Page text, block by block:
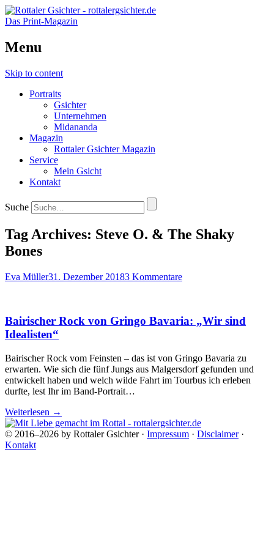
Das Print-Magazin
Menu
Skip to content
Portraits
Gsichter
Unternehmen
Midananda
Magazin
Rottaler Gsichter Magazin
Service
Mein Gsicht
Kontakt
Suche
Tag Archives: Steve O. & The Shaky
Bones
Eva Müller31. Dezember 20183 Kommentare
Bairischer Rock von Gringo Bavaria: „Wir sind
Idealisten“
Bairischer Rock vom Feinsten – das ist von Gringo Bavaria zu
erwarten. Wie sich die fünf Jungs aus Malgersdorf gefunden und
entwickelt haben und welch wilde Fahrt im Tourbus ich erleben
durfte, lest Ihr im Band-Portrait…
Weiterlesen →
© 2016–2026 by Rottaler Gsichter · Impressum · Disclaimer·
Kontakt